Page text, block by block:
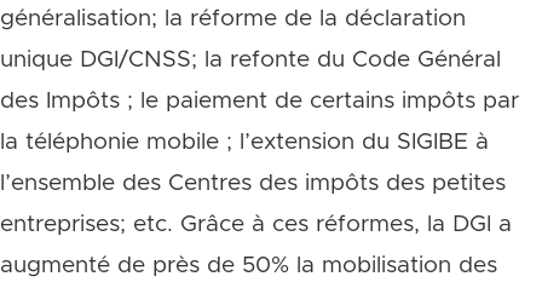
généralisation; la réforme de la déclaration
unique DGI/CNSS; la refonte du Code Général
des Impôts ; le paiement de certains impôts par
la téléphonie mobile ; l’extension du SIGIBE à
l’ensemble des Centres des impôts des petites
entreprises; etc. Grâce à ces réformes, la DGI a
augmenté de près de 50% la mobilisation des